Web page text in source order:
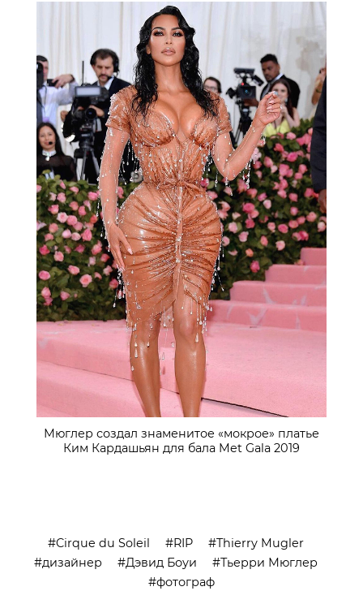
Мюглер создал знаменитое «мокрое» платье
Ким Кардашьян для бала Met Gala 2019
Cirque du Soleil RIP
Thierry Mugler
дизайнер
Дэвид Боуи
Тьерри Мюглер
фотограф